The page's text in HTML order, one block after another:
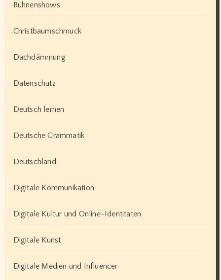
Bühnenshows
Christbaumschmuck
Dachdämmung
Datenschutz
Deutsch lernen
Deutsche Grammatik
Deutschland
Digitale Kommunikation
Digitale Kultur und Online-Identitäten
Digitale Kunst
Digitale Medien und Influencer